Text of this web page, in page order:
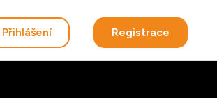
Přihlášení Registrace